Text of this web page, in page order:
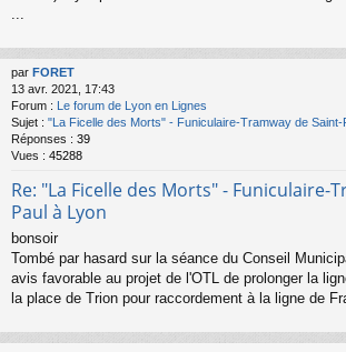
...
par FORET
13 avr. 2021, 17:43
Forum : Le forum de Lyon en Lignes
Sujet : "La Ficelle des Morts" - Funiculaire-Tramway de Saint-
Réponses : 39
Vues : 45288
Re: "La Ficelle des Morts" - Funiculaire-
Paul à Lyon
bonsoir
Tombé par hasard sur la séance du Conseil
avis favorable au projet de l'OTL de prolonger la
la place de Trion pour raccordement à la ligne de